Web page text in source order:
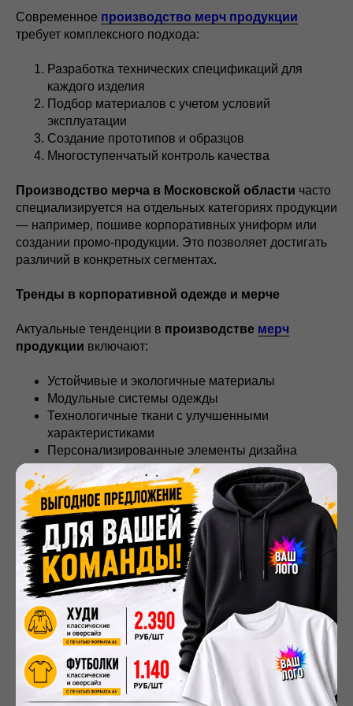
Современное производство мерч продукции
требует комплексного подхода:
Разработка технических спецификаций для
каждого изделия
Подбор материалов с учетом условий
эксплуатации
Создание прототипов и образцов
Многоступенчатый контроль качества
Производство мерча в Московской области часто
специализируется на отдельных категориях продукции
— например, пошиве корпоративных униформ или
создании промо-продукции. Это позволяет достигать
различий в конкретных сегментах.
Тренды в корпоративной одежде и мерче
Актуальные тенденции в производстве мерч
продукции включают:
Устойчивые и экологичные материалы
Модульные системы одежды
Технологичные ткани с улучшенными
характеристиками
Персонализированные элементы дизайна
Производство мерча в Москве
активно внедряет
smart-решения — от одежды с интегрированными
технологиями до аксессуаров с цифровыми
интерфейсами.
Экономическая эффективность
Оптимизация затрат на
производство мерча в
Московской областидостигается за счет:
Эффективного планирования закупок
материалов
Использования местных производственных